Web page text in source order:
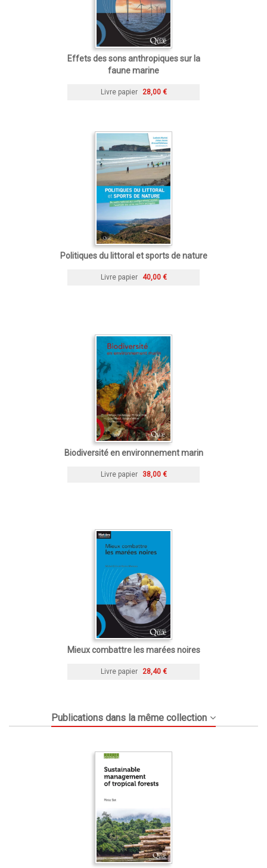
Effets des sons anthropiques sur la
faune marine
Livre papier 28,00 €
Politiques du littoral et sports de nature
Livre papier 40,00 €
Biodiversité en environnement marin
Livre papier 38,00 €
Mieux combattre les marées noires
Livre papier 28,40 €
Publications dans la même collection